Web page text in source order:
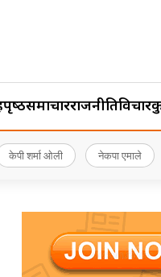
समाचारराजनीतिविचार
केपी शर्मा ओली नेकपा एमाले